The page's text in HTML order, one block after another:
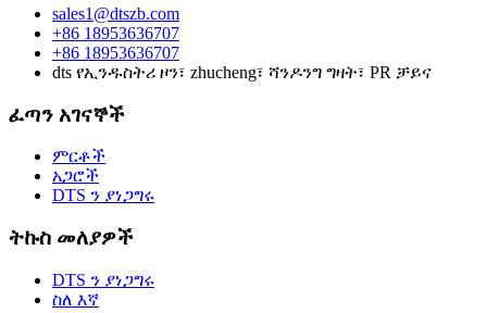
sales1@dtszb.com
+86 18953636707
+86 18953636707
dts የኢንዱስትሪ ዞን፣ zhucheng፣ ሻንዶንግ ግዛት፣ PR ቻይና
ፈጣን አገናኞች
ምርቶች
አጋሮች
DTS ን ያነጋግሩ
ትኩስ መለያዎች
DTS ን ያነጋግሩ
ስለ እኛ